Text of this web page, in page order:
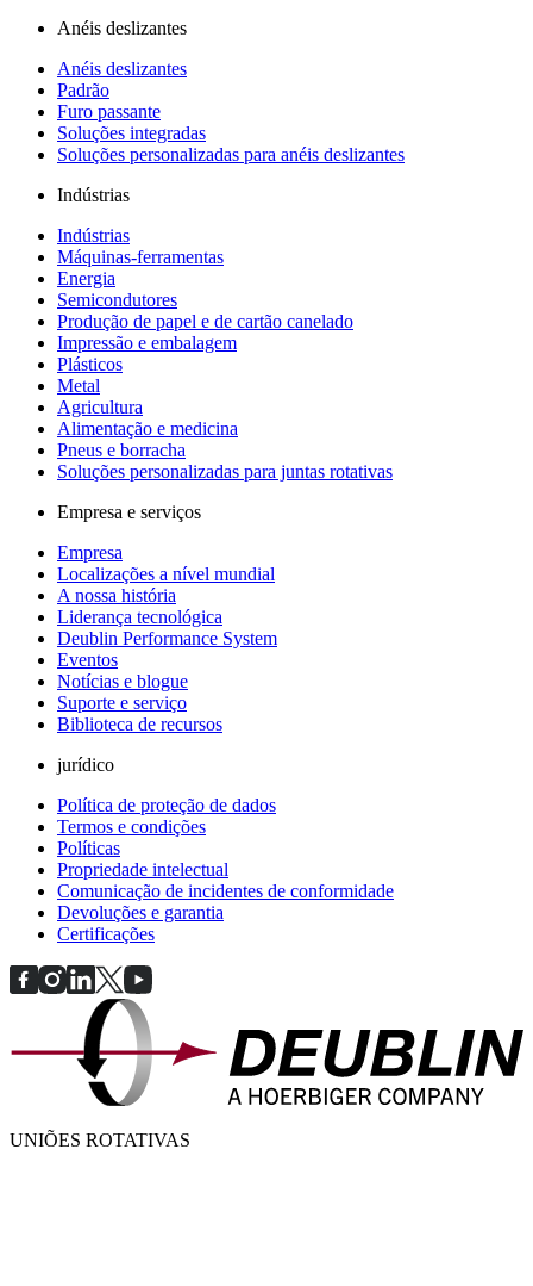
Anéis deslizantes
Anéis deslizantes
Padrão
Furo passante
Soluções integradas
Soluções personalizadas para anéis deslizantes
Indústrias
Indústrias
Máquinas-ferramentas
Energia
Semicondutores
Produção de papel e de cartão canelado
Impressão e embalagem
Plásticos
Metal
Agricultura
Alimentação e medicina
Pneus e borracha
Soluções personalizadas para juntas rotativas
Empresa e serviços
Empresa
Localizações a nível mundial
A nossa história
Liderança tecnológica
Deublin Performance System
Eventos
Notícias e blogue
Suporte e serviço
Biblioteca de recursos
jurídico
Política de proteção de dados
Termos e condições
Políticas
Propriedade intelectual
Comunicação de incidentes de conformidade
Devoluções e garantia
Certificações
UNIÕES ROTATIVAS